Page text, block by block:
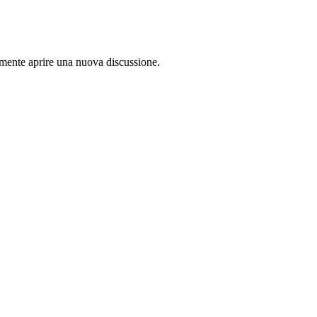
aprire una nuova discussione.